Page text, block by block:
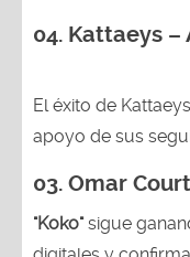
04. Kattaeys –
El éxito de
apoyo de sus
03. Omar
"Koko"sigue